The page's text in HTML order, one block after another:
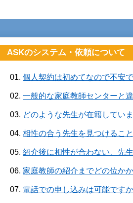
ASKのシステム・依頼について
01. 個人契約は初めてなので不安で
02. 一般的な家庭教師センターと
03. どのような先生が在籍してい
04. 相性の合う先生を見つけるこ
05. 紹介後に相性が合わない、先
06. 家庭教師の紹介までどの位か
07. 電話での申し込みは可能です